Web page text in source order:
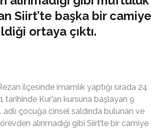
Siirt’te başka bir camiye
ortaya çıktı.
ilçesinde imamlık yaptığı sırada 24
tarihinde Kur’an kursuna başlayan 9
adlı çocuğa cinsel saldırıda bulunan ve
alınmadığı gibi Siirt’te bir camiye